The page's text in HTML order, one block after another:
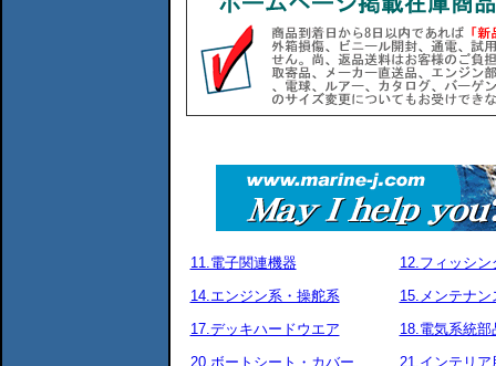
11.電子関連機器
12.フィッシン
14.エンジン系・操舵系
15.メンテナン
17.デッキハードウエア
18.電気系統部
20.ボートシート・カバー
21.インテリア